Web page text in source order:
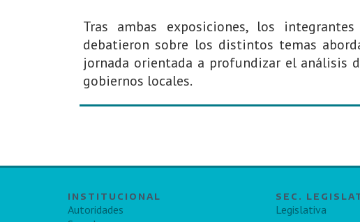
Tras ambas exposiciones, los
debatieron sobre los distintos temas
jornada orientada a profundizar el análisis
gobiernos locales.
INSTITUCIONAL
Autoridades
SEC.
Legislativa